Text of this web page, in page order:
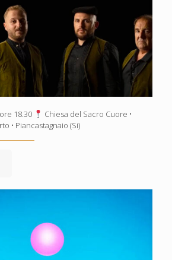
ore 18.30
Chiesa del Sacro Cuore •
• Piancastagnaio (Si)